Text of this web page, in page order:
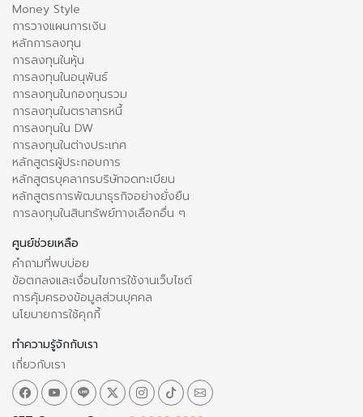
Money Style
การวางแผนการเงิน
หลักการลงทุน
การลงทุนในหุ้น
การลงทุนในอนุพันธ์
การลงทุนในกองทุนรวม
การลงทุนในตราสารหนี้
การลงทุนใน DW
การลงทุนในต่างประเทศ
หลักสูตรผู้ประกอบการ
หลักสูตรบุคลากรบริษัทจดทะเบียน
หลักสูตรการพัฒนาธุรกิจอย่างยั่งยืน
การลงทุนในสินทรัพย์ทางเลือกอื่น ๆ
ศูนย์ช่วยเหลือ
คำถามที่พบบ่อย
ข้อตกลงและเงื่อนไขการใช้งานเว็บไซต์
การคุ้มครองข้อมูลส่วนบุคคล
นโยบายการใช้คุกกี้
ทำความรู้จักกับเรา
เกี่ยวกับเรา